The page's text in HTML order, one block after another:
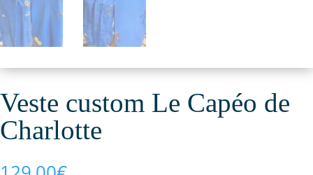
Veste custom Le Capéo de
Charlotte